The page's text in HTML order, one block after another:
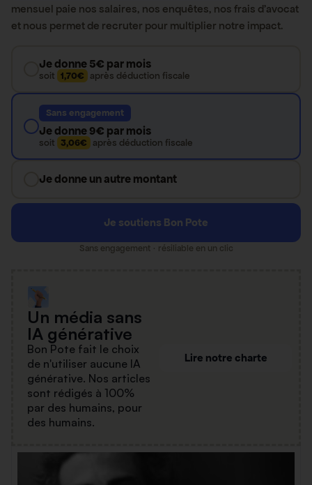
mensuel paie nos salaires, nos enquêtes, nos frais d’avocat
et nous permet de recruter pour multiplier notre impact.
Je donne 5€ par mois
soit 1,70€ après déduction fiscale
Sans engagement
Je donne 9€ par mois
soit 3,06€ après déduction fiscale
Je donne un autre montant
Je soutiens Bon Pote
Sans engagement · résiliable en un clic
Un média sans
IA générative
Bon Pote fait le choix
de n'utiliser aucune IA
générative. Nos articles
sont rédigés à 100%
par des humains, pour
des humains.
Lire notre charte